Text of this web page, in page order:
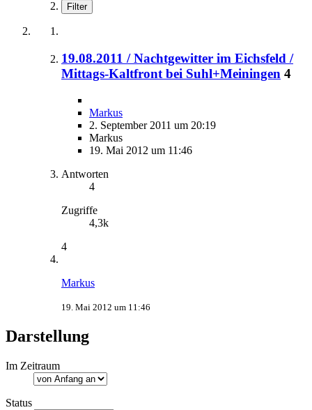
Filter
19.08.2011 / Nachtgewitter im Eichsfeld /
Mittags-Kaltfront bei Suhl+Meiningen 4
Markus
2. September 2011 um 20:19
Markus
19. Mai 2012 um 11:46
Antworten
4
Zugriffe
4,3k
4
Markus
19. Mai 2012 um 11:46
Darstellung
Im Zeitraum
Status